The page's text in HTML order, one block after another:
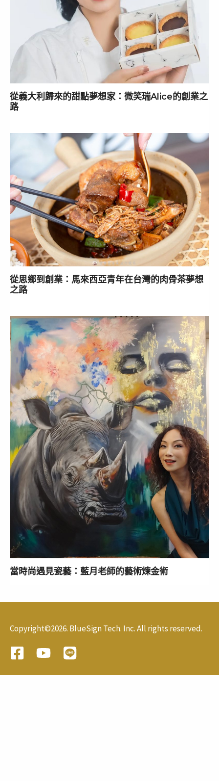
從義大利歸來的甜點夢想家：微笑瑞Alice的創業之
路
從思鄉到創業：馬來西亞青年在台灣的肉骨茶夢想
之路
當時尚遇見瓷藝：藍月老師的藝術煉金術
Copyright©2026. BlueSign Tech. Inc. All rights reserved.